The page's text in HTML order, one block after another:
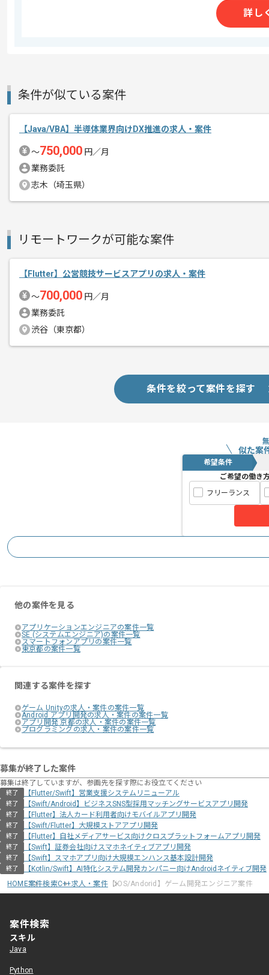
上記に似た経験やスキルをお持ちであれば
作業開始日
エージェントからのコ
メント
経験豊富なエンジニアと成長が出来る
詳し
条件が似ている案件
【Java/VBA】半導体業界向けDX推進の求人・案件
〜750,000 円／月
業務委託
志木（埼玉県）
リモートワークが可能な案件
【Flutter】公営競技サービスアプリの求人・案件
〜700,000 円／月
業務委託
渋谷（東京都）
条件を絞って案件を探す
似た案
希望条件
ご希望の働き
フリーランス
他の案件を見る
アプリケーションエンジニアの案件一覧
SE (システムエンジニア)の案件一覧
スマートフォンアプリの案件一覧
東京都の案件一覧
関連する案件を探す
ゲーム Unityの求人・案件の案件一覧
Android アプリ開発の求人・案件の案件一覧
アプリ開発 京都の求人・案件の案件一覧
プログラミングの求人・案件の案件一覧
募集が終了した案件
募集は終了していますが、参画先を探す際にお役立てください
終了 【Flutter/Swift】営業支援システムリニューアル
終了 【Swift/Android】ビジネスSNS型採用マッチングサービスアプリ開発
終了 【Flutter】法人カード利用者向けモバイルアプリ開発
終了 【Swift/Flutter】大規模ストアアプリ開発
終了 【Flutter】自社メディアサービス向けクロスプラットフォームアプリ開発
終了 【Swift】証券会社向けスマホネイティブアプリ開発
終了 【Swift】スマホアプリ向け大規模エンハンス基本設計開発
終了
【Kotlin/Swift】AI特化システム開発カンパニー向けAndroidネイティブ開発
HOME案件検索C++求人・案件【iOS/Andorid】ゲーム開発エンジニア案件
案件検索
スキル
Java
Python